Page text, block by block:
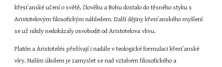
křesťanské učení o světě, člověku a Bohu dostalo do těsného styku s
Aristotelovým filosofickým náhledem. Další dějiny křesťanského myšlení
se už nikdy nedokázaly osvobodit od Aristotelova vlivu.
Platón a Aristotelés přežívají i nadále v teologické formulaci křesťanské
víry. Naším úkolem je zamyslet se nad vztahem filosofického a